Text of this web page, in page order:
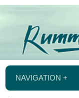
NAVIGATION +